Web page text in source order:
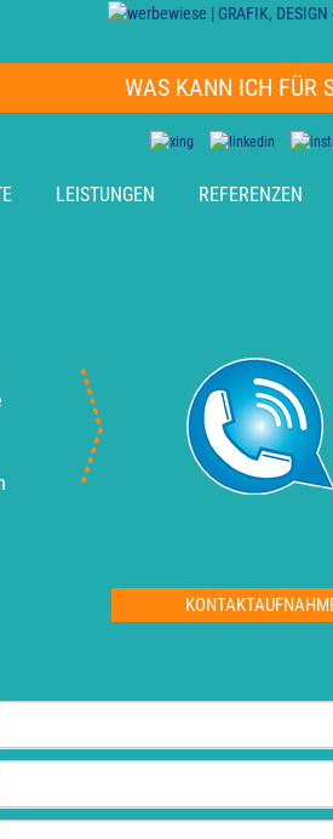
WAS KANN ICH FÜR
LEISTUNGEN REFERENZEN